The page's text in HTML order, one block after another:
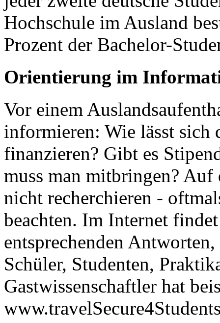
Hochschule im Ausland
Prozent der Bachelor-
Orientierung im
Vor einem
informieren: Wie lässt sich
finanzieren? Gibt es
muss man mitbringen?
nicht recherchieren -
beachten. Im Internet
entsprechenden
Schüler, Studenten,
Gastwissenschaftler hat